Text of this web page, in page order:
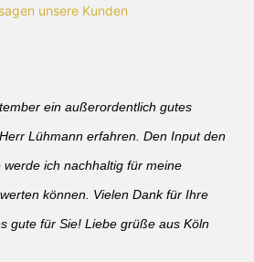
unsere Kunden
ein außerordentlich gutes
Lühmann erfahren. Den Input den
ich nachhaltig für meine
können. Vielen Dank für Ihre
gute für Sie! Liebe grüße aus Köln